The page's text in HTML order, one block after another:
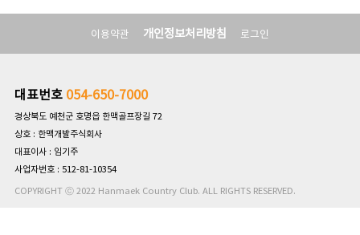
이용약관 개인정보처리방침 로그인
대표번호 054-650-7000
경상북도 예천군 호명읍 한맥골프장길 72
상호 : 한맥개발주식회사
대표이사 : 임기주
사업자번호 : 512-81-10354
COPYRIGHT ⓒ 2022 Hanmaek Country Club. ALL RIGHTS RESERVED.